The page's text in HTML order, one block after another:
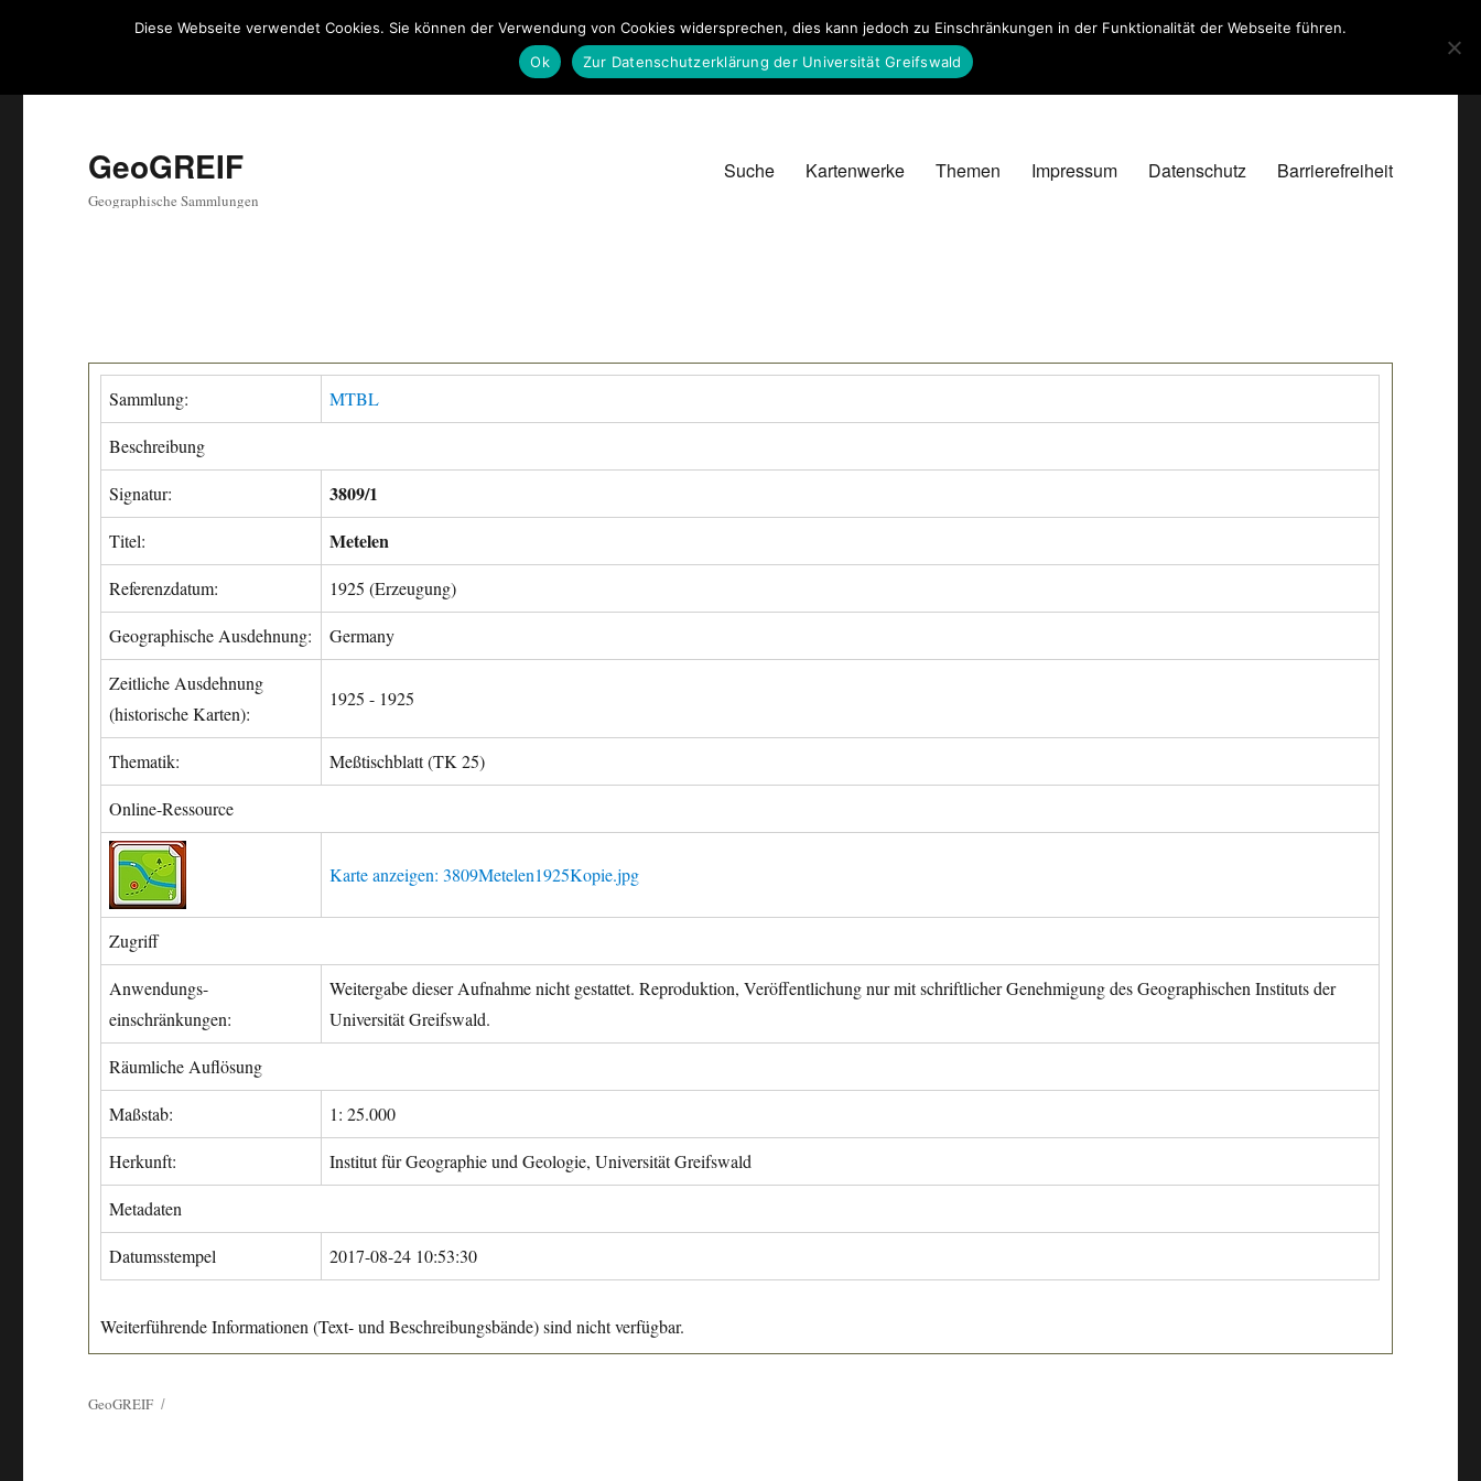
GeoGREIF
Geographische Sammlungen
Suche Kartenwerke Themen Impressum Datenschutz Barrierefreiheit
Sammlung: MTBL
Beschreibung
Signatur: 3809/1
Titel: Metelen
Referenzdatum: 1925 (Erzeugung)
Geographische Ausdehnung: Germany
Zeitliche Ausdehnung
(historische Karten):
1925 - 1925
Thematik: Meßtischblatt (TK 25)
Online-Ressource
Karte anzeigen: 3809Metelen1925Kopie.jpg
Zugriff
Anwendungs-
einschränkungen:
Weitergabe dieser Aufnahme nicht gestattet. Reproduktion, Veröffentlichung nur mit schriftlicher Genehmigung des Geographischen Instituts der
Universität Greifswald.
Räumliche Auflösung
Maßstab: 1: 25.000
Herkunft: Institut für Geographie und Geologie, Universität Greifswald
Metadaten
Datumsstempel 2017-08-24 10:53:30
Weiterführende Informationen (Text- und Beschreibungsbände) sind nicht verfügbar.
GeoGREIF
Diese Webseite verwendet Cookies. Sie können der Verwendung von Cookies widersprechen, dies kann jedoch zu Einschränkungen in der Funktionalität der Webseite führen.
Ok
Zur Datenschutzerklärung der Universität Greifswald